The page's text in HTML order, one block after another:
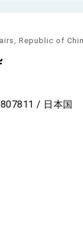
Republic of
/ 日本国